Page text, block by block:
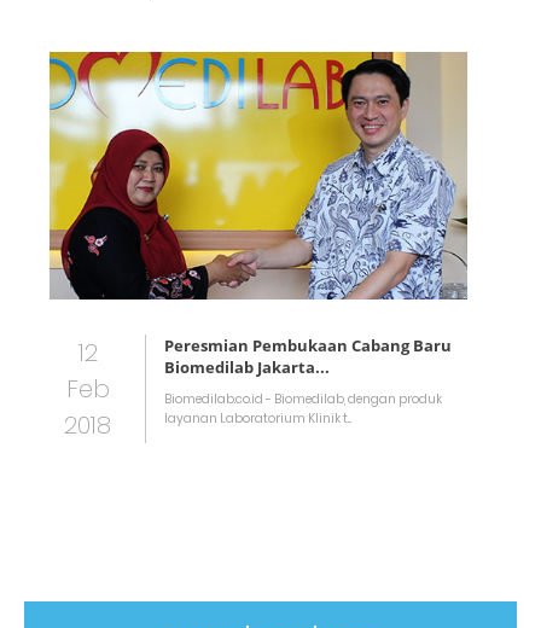
12
Feb
2018
Peresmian Pembukaan Cabang Baru
Biomedilab Jakarta...
Biomedilab.co.id - Biomedilab, dengan produk
layanan Laboratorium Klinik t...